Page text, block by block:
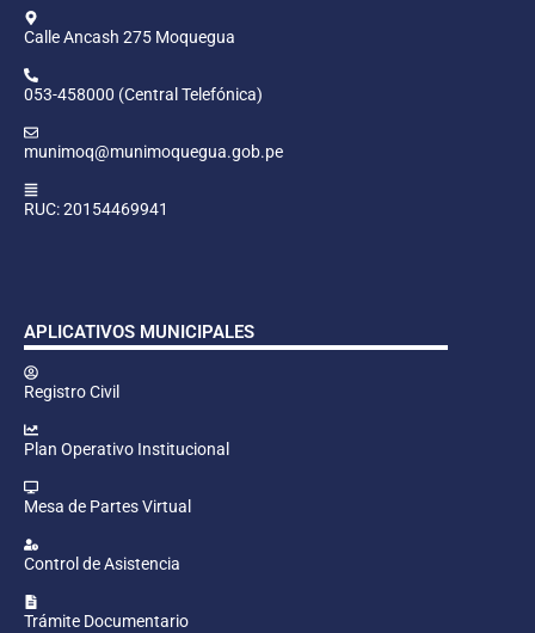
Calle Ancash 275 Moquegua
053-458000 (Central Telefónica)
munimoq@munimoquegua.gob.pe
RUC: 20154469941
APLICATIVOS MUNICIPALES
Registro Civil
Plan Operativo Institucional
Mesa de Partes Virtual
Control de Asistencia
Trámite Documentario